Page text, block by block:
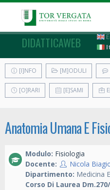
DIDATTICAWEB
[I]NFO [M]ODULI
[O]RARI [E]SAMI
Anatomia Umana E
Modulo: Fisiologia
Docente:
Nicola
Dipartimento: Medicina
Corso Di Laurea